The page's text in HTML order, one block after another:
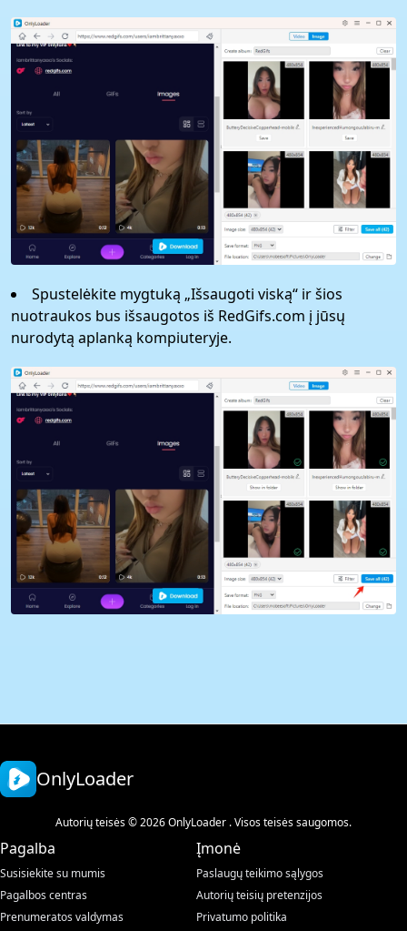
Spustelėkite mygtuką „Išsaugoti viską“ ir šios
nuotraukos bus išsaugotos iš RedGifs.com į jūsų
nurodytą aplanką kompiuteryje.
OnlyLoader
Autorių teisės © 2026 OnlyLoader . Visos teisės saugomos.
Pagalba
Susisiekite su mumis
Pagalbos centras
Prenumeratos valdymas
Įmonė
Paslaugų teikimo sąlygos
Autorių teisių pretenzijos
Privatumo politika